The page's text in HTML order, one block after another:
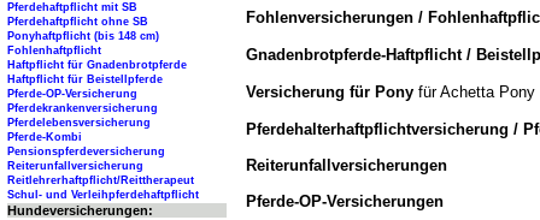
Fohlenversicherungen /
Gnadenbrotpferde-Haftpflicht /
Versicherung für Pony für Achetta Pony
Pferdehalterhaftpflichtversicherung /
Reiterunfallversicherungen
Pferde-OP-Versicherungen
Pferdehaftpflicht mit SB
Pferdehaftpflicht ohne SB
Ponyhaftpflicht (bis 148 cm)
Fohlenhaftpflicht
Haftpflicht für Gnadenbrotpferde
Haftpflicht für Beistellpferde
Pferde-OP-Versicherung
Pferdekrankenversicherung
Pferdelebensversicherung
Pferde-Kombi
Pensionspferdeversicherung
Reiterunfallversicherung
Reitlehrerhaftpflicht/Reittherapeut
Schul- und Verleihpferdehaftpflicht
Hundeversicherungen: